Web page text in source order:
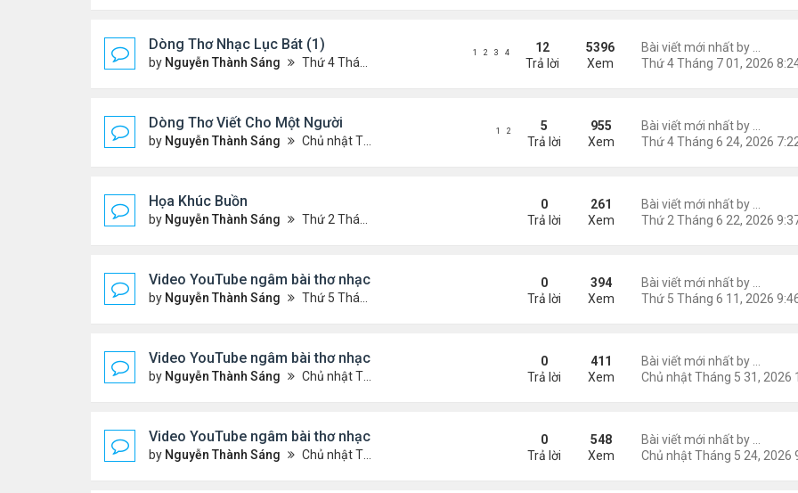
Dòng Thơ Nhạc Lục Bát (1)
by Nguyễn Thành Sáng Thứ 4 Tháng 4 15, 2026 2:27 am
12
Trả lời
5396
Xem
1 2 3 4
Dòng Thơ Viết Cho Một Người
by Nguyễn Thành Sáng Chủ nhật Tháng 6 07, 2026 8:36 pm
5
Trả lời
955
Xem
1 2
Họa Khúc Buồn
by Nguyễn Thành Sáng Thứ 2 Tháng 6 22, 2026 9:37 pm
0
Trả lời
261
Xem
Video YouTube ngâm bài thơ nhạc lục bát "Chập Chùng Hư Không" - Kiều Trang
by Nguyễn Thành Sáng Thứ 5 Tháng 6 11, 2026 9:46 pm
0
Trả lời
394
Xem
Video YouTube ngâm bài thơ nhạc lục bát "Chiếc Bóng Hoàng Hôn"
by Nguyễn Thành Sáng Chủ nhật Tháng 5 31, 2026 10:05 pm
0
Trả lời
411
Xem
Video YouTube ngâm bài thơ nhạc lục bát "Thổn Thức Tiếng Lòng"
by Nguyễn Thành Sáng Chủ nhật Tháng 5 24, 2026 9:50 pm
0
Trả lời
548
Xem